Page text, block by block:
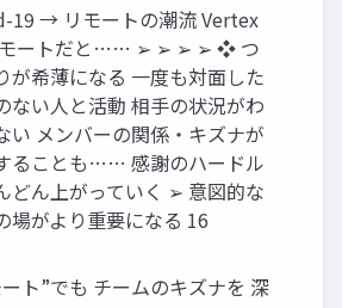
19 → リモートの潮流 Vertex
ートだと…… ➢ ➢ ➢ ➢ ❖ つ
が希薄になる 一度も対面した
ない人と活動 相手の状況がわ
い メンバーの関係・キズナが
ることも…… 感謝のハードル
どん上がっていく ➢ 意図的な
場がより重要になる 16
ト”でも チームのキズナを 深